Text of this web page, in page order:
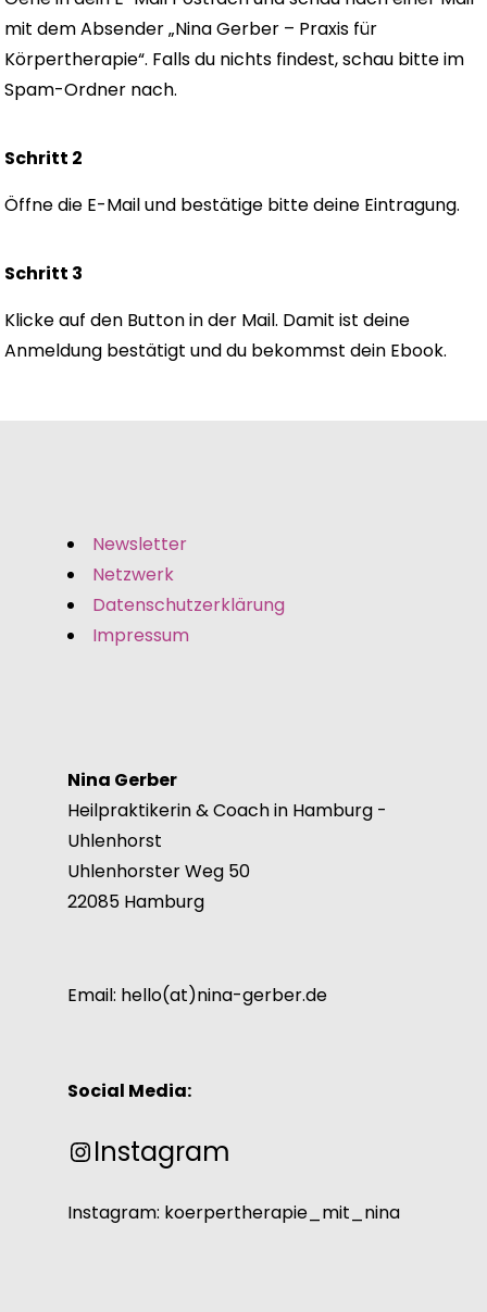
mit dem Absender „Nina Gerber – Praxis für
Körpertherapie“. Falls du nichts findest, schau bitte im
Spam-Ordner nach.
Schritt 2
Öffne die E-Mail und bestätige bitte deine Eintragung.
Schritt 3
Klicke auf den Button in der Mail. Damit ist deine
Anmeldung bestätigt und du bekommst dein Ebook.
Newsletter
Netzwerk
Datenschutzerklärung
Impressum
Nina Gerber
Heilpraktikerin & Coach in Hamburg -
Uhlenhorst
Uhlenhorster Weg 50
22085 Hamburg
Email: hello(at)nina-gerber.de
Social Media:
Instagram
Instagram: koerpertherapie_mit_nina